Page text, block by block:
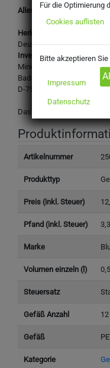
Allergene: k.A.
Herkunftsland:
Deutschland
Inverkehrbringer:
Mineralbrunnen
Badstraße 41
D-75385 Bad Teinach-
Das Design des Produktes
Artikelnummer
Produkttyp
Preis (inkl. Steuer)
Pfand (inkl. Steuer)
Marke
Volumen einzeln (l) 0,5 l
Steuersatz
Gefäß Anzahl 12
Gefäß
Kategorie
Für die Optimierung
Cookies auflisten
Bitte akzeptieren
Impressum
Datenschutz